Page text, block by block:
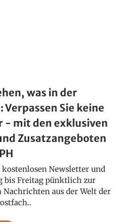
was in der
Sie keine
- mit den exklusiven
Zusatzangeboten
Newsletter und
bis Freitag pünktlich zur
aus der Welt der